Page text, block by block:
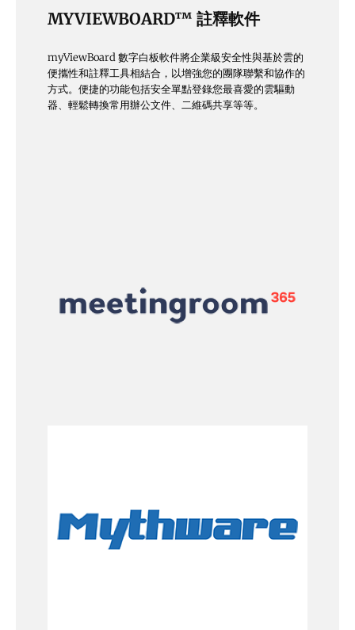
MYVIEWBOARD™ 註釋軟件
myViewBoard 數字白板軟件將企業級安全性與基於雲的
便攜性和註釋工具相結合，以增強您的團隊聯繫和協作的
方式。便捷的功能包括安全單點登錄您最喜愛的雲驅動
器、輕鬆轉換常用辦公文件、二維碼共享等等。